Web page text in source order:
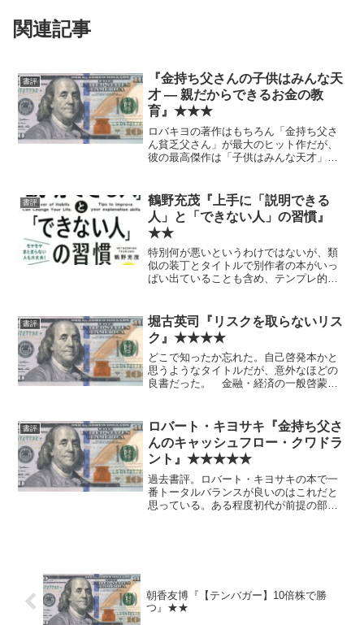
関連記事
書評
『金持ち父さんの子供はみんな天
才 ― 親だからできるお金の教
育』★★★
ロバキヨの著作はもちろん「金持ち父さ
ん貧乏父さん」が最大のヒット作だが、
彼の最高傑作は「子供はみんな天才」だ
てないのであれば養子を取って子を教育
して欲しかった。— 瀬尾...
書評
鶴野充茂『上手に「説明できる
人」と「できない人」の習慣』
★★
特別何が悪いというわけではないが、類
似の装丁とタイトルで別作者の本がいっ
ぱい出ていることも含め、テンプレ的と
書評
堀古英司『リスクを取らないリス
ク』★★★★
どこで知ったか忘れた。自己啓発本かと
思うようなタイトルだが、意外なほどの
良書だった。 金融・経済の一般啓蒙書
書評
ロバート・キヨサキ『金持ち父さ
んのキャッシュフロー・クワドラ
ント』★★★★★
過去書評。ロバート・キヨサキの本で一
番トータルバランスが良いのはこれだと
思っている。ある程度初代が前提の部分
朝香友博『【テンバガー】10倍株で勝
つ』★★